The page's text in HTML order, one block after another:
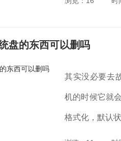
盘的东西可以删吗
其实没必要去
机的时候它就
格式化，默认